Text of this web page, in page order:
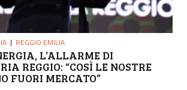
REGGIO EMILIA
L’ALLARME DI
REGGIO: “COSÌ LE NOSTRE
FUORI MERCATO”